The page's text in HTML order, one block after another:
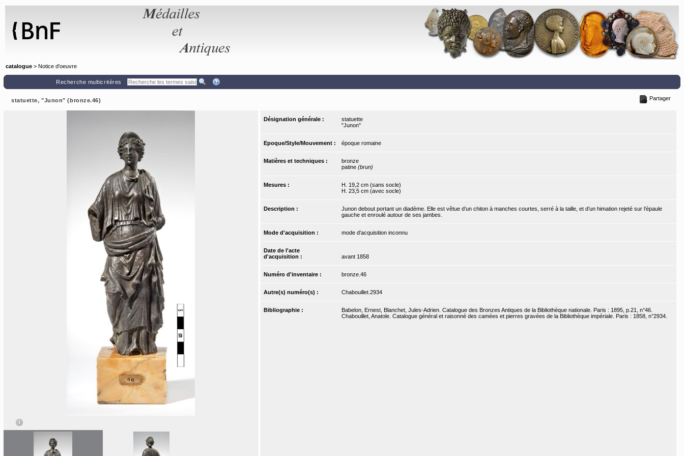
catalogue > Notice d'oeuvre
Recherche multicritères
statuette, "Junon" (bronze.46) Partager
Désignation générale :
statuette
"Junon"
Epoque/Style/Mouvement : époque romaine
Matières et techniques :
bronze
patine (brun)
Mesures :
H. 19,2 cm (sans socle)
H. 23,5 cm (avec socle)
Description :
Junon debout portant un diadème. Elle est vêtue d’un chiton à manches courtes, serré à la taille, et d’un himation rejeté sur l’épaule
gauche et enroulé autour de ses jambes.
Mode d'acquisition : mode d'acquisition inconnu
Date de l'acte
d'acquisition :
avant 1858
Numéro d'inventaire : bronze.46
Autre(s) numéro(s) : Chabouillet.2934
Bibliographie :
Babelon, Ernest, Blanchet, Jules-Adrien. Catalogue des Bronzes Antiques de la Bibliothèque nationale. Paris : 1895, p.21, n°46.
Chabouillet, Anatole. Catalogue général et raisonné des camées et pierres gravées de la Bibliothèque impériale. Paris : 1858, n°2934.